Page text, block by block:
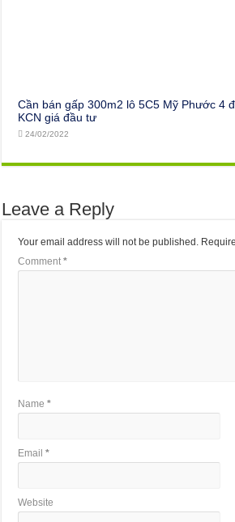
Cần bán gấp 300m2 lô 5C5 Mỹ Phước 4
KCN giá đầu tư
24/02/2022
Leave a Reply
Your email address will not be published.
Comment*
Name*
Email*
Website